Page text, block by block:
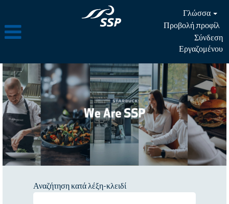
Γλώσσα
Προβολή προφίλ
Σύνδεση
Εργαζομένου
Αναζήτηση κατά λέξη-κλειδί